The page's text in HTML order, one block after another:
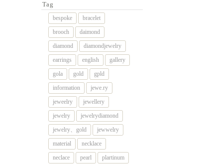
Tag
bespoke
bracelet
brooch
daimond
diamond
diamondjewelry
earrings
english
gallery
gola
gold
gpld
information
jewe.ry
jeweelry
jewellery
jewelry
jewelrydiamond
jewelry、gold
jewwelry
material
necklace
neclace
pearl
plartinum